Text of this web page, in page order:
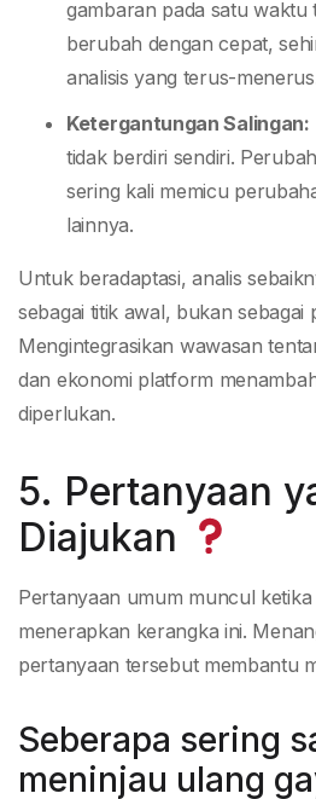
gambaran pada satu waktu
berubah dengan cepat,
analisis yang terus-
Ketergantungan Salingan:
tidak berdiri sendiri.
sering kali memicu
lainnya.
Untuk beradaptasi, analis
sebagai titik awal, bukan sebagai
Mengintegrasikan wawasan
dan ekonomi platform
diperlukan.
5. Pertanyaan
Diajukan
Pertanyaan umum muncul
menerapkan kerangka ini.
pertanyaan tersebut membantu
Seberapa sering
meninjau ulang